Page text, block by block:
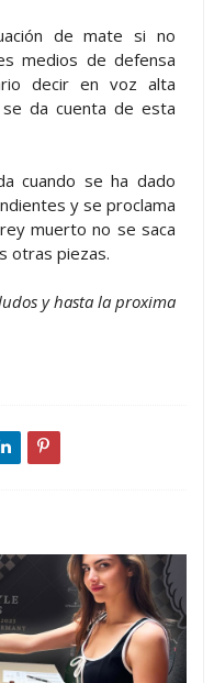
de mate si no
medios de defensa
decir en voz alta
da cuenta de esta
cuando se ha dado
y se proclama
muerto no se saca
otras piezas.
y hasta la proxima